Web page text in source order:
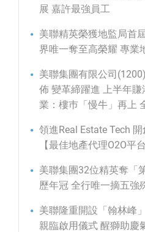
展 嘉許最強員工
美聯精英榮獲地監局首
界唯一奪至高榮耀 專業
美聯集團有限公司
佈 變革締躍進 上半年
業：樓巿「慢牛」再上
領進Real Estate Tech
【最佳地產代理O2O平
美聯集團32位精英奪「
歷年冠 全行唯一摘五強
美聯隆重開設「翰林峰
親臨啟用儀式 醒獅助慶